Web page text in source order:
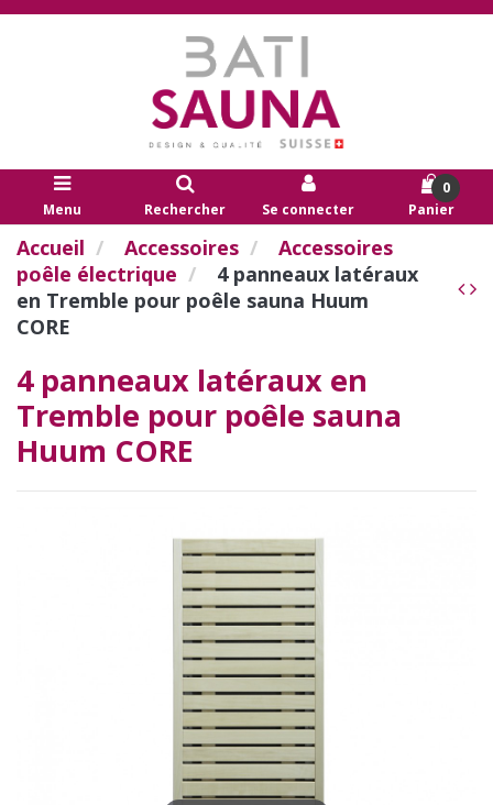
Menu Rechercher Se connecter
0
Panier
Accueil Accessoires
Accessoires
poêle électrique
4 panneaux latéraux
en Tremble pour poêle sauna Huum
CORE
4 panneaux latéraux en
Tremble pour poêle sauna
Huum CORE